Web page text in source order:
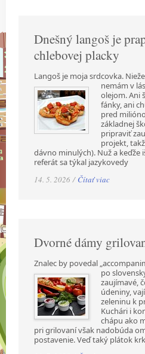
Dnešný langoš je
chlebovej placky
Langoš je moja srdcovka.
nemám v
olejom. Ani
fánky, ani
pred
základnej
pripraviť
projekt,
dávno minulých). Nuž a keďže
referát sa týkal jazykovedy
14. 5. 2026 / Čítať viac
Dvorné dámy
Znalec by povedal
po
zaujímavé,
údeniny,
zeleninu k
Kuchári i
chápu ako
pri grilovaní však nadobúda
postavenie. Veď taký plátok